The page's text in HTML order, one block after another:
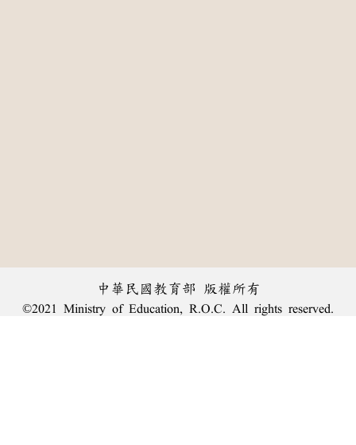
中華民國教育部 版權所有
©2021 Ministry of Education, R.O.C. All rights reserved.